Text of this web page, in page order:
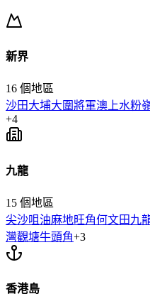
新界
16 個地區
沙田大埔大圍將軍澳上水粉
+4
九龍
15 個地區
尖沙咀 油麻地旺角何文田九
灣觀塘牛頭角+3
香港島